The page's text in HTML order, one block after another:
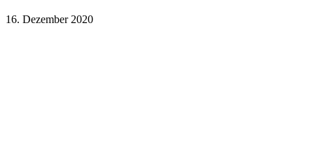
16. Dezember 2020